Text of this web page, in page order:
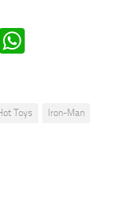
Reddit
Toys
Iron-Man